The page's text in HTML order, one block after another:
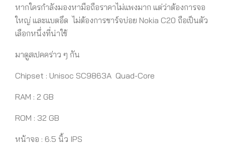
หากใครกำลังมองหามือถือราคาไม่แพงมาก แต่ว่าต้องการจอ
ใหญ่ และแบตอึด ไม่ต้องการชาร์จบ่อย Nokia C20 ถือเป็นตัว
เลือกหนึ่งที่น่าใช้
มาดูสเปคคร่าว ๆ กัน
Chipset : Unisoc SC9863A Quad-Core
RAM : 2 GB
ROM : 32 GB
หน้าจอ : 6.5 นิ้ว IPS